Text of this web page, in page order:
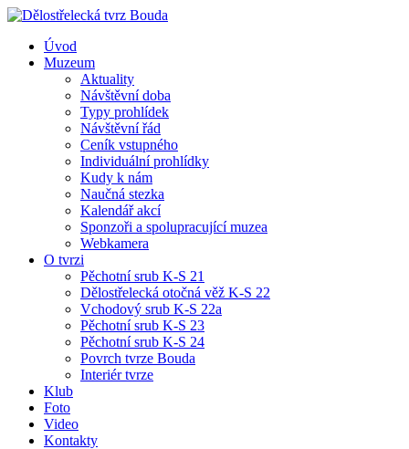
Úvod
Muzeum
Aktuality
Návštěvní doba
Typy prohlídek
Návštěvní řád
Ceník vstupného
Individuální prohlídky
Kudy k nám
Naučná stezka
Kalendář akcí
Sponzoři a spolupracující muzea
Webkamera
O tvrzi
Pěchotní srub K-S 21
Dělostřelecká otočná věž K-S 22
Vchodový srub K-S 22a
Pěchotní srub K-S 23
Pěchotní srub K-S 24
Povrch tvrze Bouda
Interiér tvrze
Klub
Foto
Video
Kontakty